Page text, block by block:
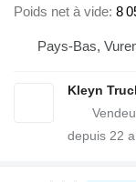
Poids net à vide 8
Pays-Bas,
Kleyn
depuis 22